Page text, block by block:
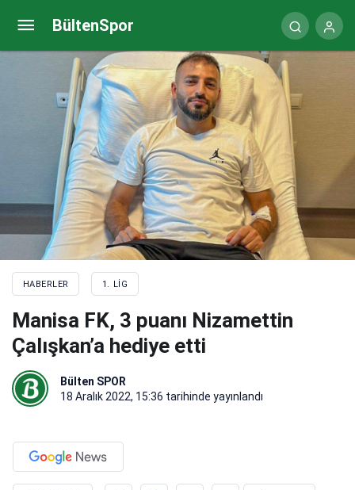
BültenSpor
HABERLER 1. LIG
Manisa FK, 3 puanı Nizamettin
Çalışkan’a hediye etti
Bülten SPOR
18 Aralık 2022, 15:36 tarihinde yayınlandı
Sait Karafırtınalar: Pozisyonları değerlendiremedik